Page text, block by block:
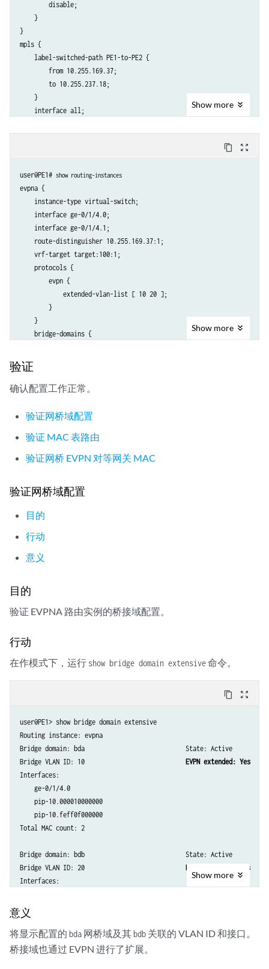
lo0 {
    unit 0 {
        family inet {
            address 10.255.169.37/32;
        }
        disable;
    }
}
mpls {
    label-switched-path PE1-to-PE2 {
        from 10.255.169.37;
        to 10.255.237.18;
    }
    interface all;
bgp {
    group ibgp {
        type internal;
        local-address 10.255.169.37;
        family evpn {
            signaling;
        }
        neighbor 10.255.237.18;
    area 0.0.0.0 {
        interface all;
            disable;
    }
Show more
content_copy zoom_out_map
user@PE1# show routing-instances
evpna {
    instance-type virtual-switch;
    interface ge-0/1/4.0;
    interface ge-0/1/4.1;
    route-distinguisher 10.255.169.37:1;
    vrf-target target:100:1;
    protocols {
        evpn {
            extended-vlan-list [ 10 20 ];
        }
    }
    bridge-domains {
            domain-type bridge;
            vlan-id 10;
            routing-interface irb.0;
                interface ge-0/1/4.0;
        }
        bdb {
            routing-interface irb.1;
                interface ge-0/1/4.1;
            }
    }
vrf {
    instance-type vrf;
    interface irb.0;
    route-distinguisher 10.255.169.37:2;
    vrf-table-label;
Show more
验证
确认配置工作正常。
验证网桥域配置
验证 MAC 表路由
验证网桥 EVPN 对等网关 MAC
验证网桥域配置
目的
行动
意义
目的
验证 EVPNA 路由实例的桥接域配置。
行动
在作模式下，运行 show bridge domain extensive命令。
content_copy zoom_out_map
user@PE1> show bridge domain extensive
Routing instance: evpna
Bridge domain: bda                            State: Active
Bridge VLAN ID: 10 EVPN extended: Yes
Interfaces:
    ge-0/1/4.0
    pip-10.000010000000
    pip-10.feff0f000000
Total MAC count: 2
Bridge domain: bdb                            State: Active
Bridge VLAN ID: 20 EVPN extended: Yes
Interfaces:
    pip-11.010010000000
    pip-11.ffff0f000000
Show more
意义
将显示配置的 bda 网桥域及其bdb 关联的 VLAN ID 和接口。
桥接域也通过 EVPN 进行了扩展。